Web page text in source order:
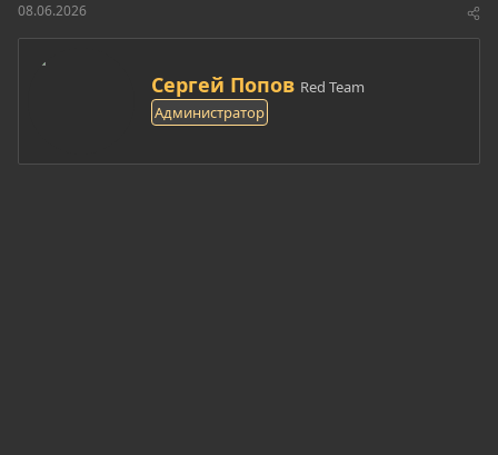
08.06.2026
А
в
т
р
Сергей Попов Red Team
Администратор